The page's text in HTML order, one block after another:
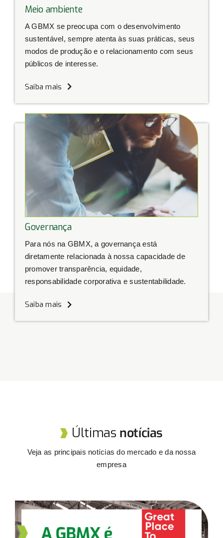
Meio ambiente
A GBMX se preocupa com o desenvolvimento
sustentável, sempre atenta às suas práticas, seus
modos de produção e o relacionamento com seus
públicos de interesse.
Saiba mais
Governança
Para nós na GBMX, a governança está
diretamente relacionada à nossa capacidade de
promover transparência, equidade,
responsabilidade corporativa e sustentabilidade.
Saiba mais
Últimas notícias
Veja as principais notícias do mercado e da nossa
empresa​